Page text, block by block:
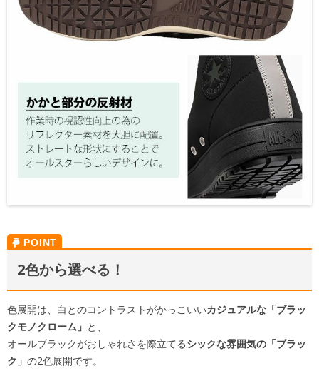
2色から選べる！
色展開は、白とのコントラストがかっこいいカジュアルな「ブラッ
クモノクローム」 と、
オールブラックがおしゃれさを際立てるシックな雰囲気の「ブラッ
ク」 の2色展開です。